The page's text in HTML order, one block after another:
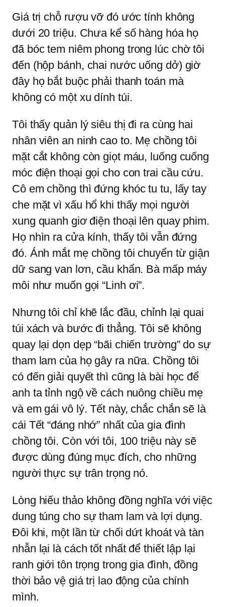
Giá trị chỗ rượu vỡ đó ước tính không
dưới 20 triệu. Chưa kể số hàng hóa họ
đã bóc tem niêm phong trong lúc chờ tôi
đến (hộp bánh, chai nước uống dở) giờ
đây họ bắt buộc phải thanh toán mà
không có một xu dính túi.
Tôi thấy quản lý siêu thị đi ra cùng hai
nhân viên an ninh cao to. Mẹ chồng tôi
mặt cắt không còn giọt máu, luống cuống
móc điện thoại gọi cho con trai cầu cứu.
Cô em chồng thì đứng khóc tu tu, lấy tay
che mặt vì xấu hổ khi thấy mọi người
xung quanh giơ điện thoại lên quay phim.
Họ nhìn ra cửa kính, thấy tôi vẫn đứng
đó. Ánh mắt mẹ chồng tôi chuyển từ giận
dữ sang van lơn, cầu khẩn. Bà mấp máy
môi như muốn gọi “Linh ơi”.
Nhưng tôi chỉ khẽ lắc đầu, chỉnh lại quai
túi xách và bước đi thẳng. Tôi sẽ không
quay lại dọn dẹp “bãi chiến trường” do sự
tham lam của họ gây ra nữa. Chồng tôi
có đến giải quyết thì cũng là bài học để
anh ta tỉnh ngộ về cách nuông chiều mẹ
và em gái vô lý. Tết này, chắc chắn sẽ là
cái Tết “đáng nhớ” nhất của gia đình
chồng tôi. Còn với tôi, 100 triệu này sẽ
được dùng đúng mục đích, cho những
người thực sự trân trọng nó.
Lòng hiếu thảo không đồng nghĩa với việc
dung túng cho sự tham lam và lợi dụng.
Đôi khi, một lần từ chối dứt khoát và tàn
nhẫn lại là cách tốt nhất để thiết lập lại
ranh giới tôn trọng trong gia đình, đồng
thời bảo vệ giá trị lao động của chính
mình.